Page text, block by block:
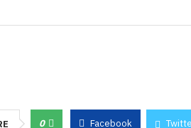
0 Facebook